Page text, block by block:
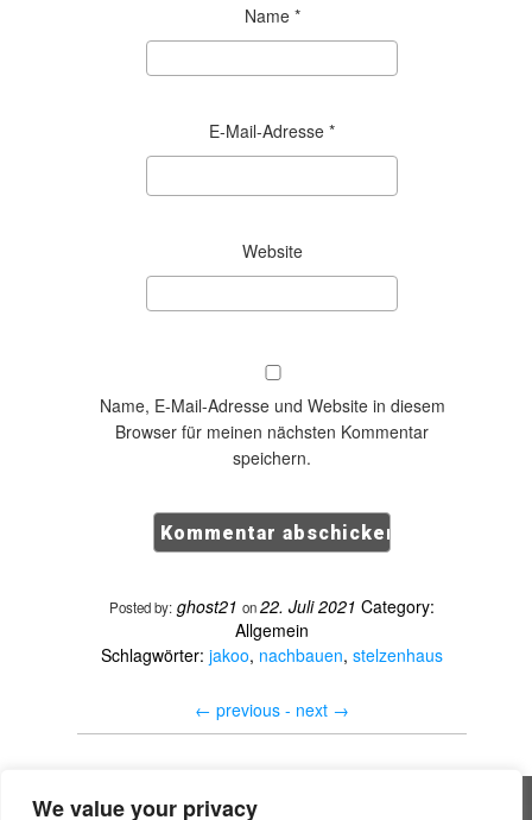
We value your privacy
Name *
E-Mail-Adresse *
Website
Name, E-Mail-Adresse und Website in diesem
Browser für meinen nächsten Kommentar
speichern.
Posted by: ghost21 on22. Juli 2021 Category:
Allgemein
Schlagwörter: jakoo, nachbauen, stelzenhaus
← previous - next →
All rights reserved © Handwerker Blog